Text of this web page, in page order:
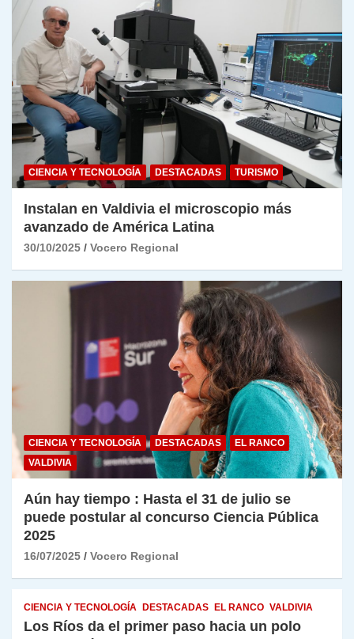
CIENCIA Y TECNOLOGÍA DESTACADAS TURISMO
Instalan en Valdivia el microscopio más
avanzado de América Latina
30/10/2025 Vocero Regional
CIENCIA Y TECNOLOGÍA DESTACADAS
EL RANCO
VALDIVIA
Aún hay tiempo : Hasta el 31 de julio se
puede postular al concurso Ciencia Pública
2025
16/07/2025 Vocero Regional
CIENCIA Y TECNOLOGÍA DESTACADAS EL RANCO VALDIVIA
Los Ríos da el primer paso hacia un polo